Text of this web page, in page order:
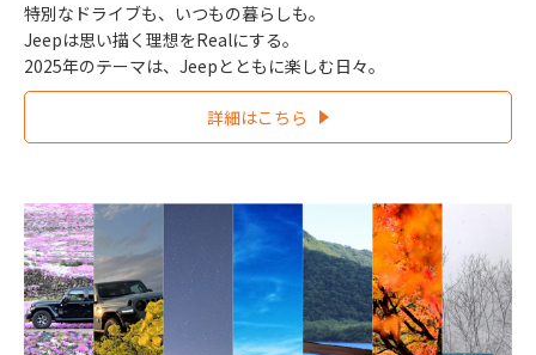
特別なドライブも、いつもの暮らしも。
Jeepは思い描く理想をRealにする。
2025年のテーマは、 Jeepとともに楽しむ日々。
詳細はこちら